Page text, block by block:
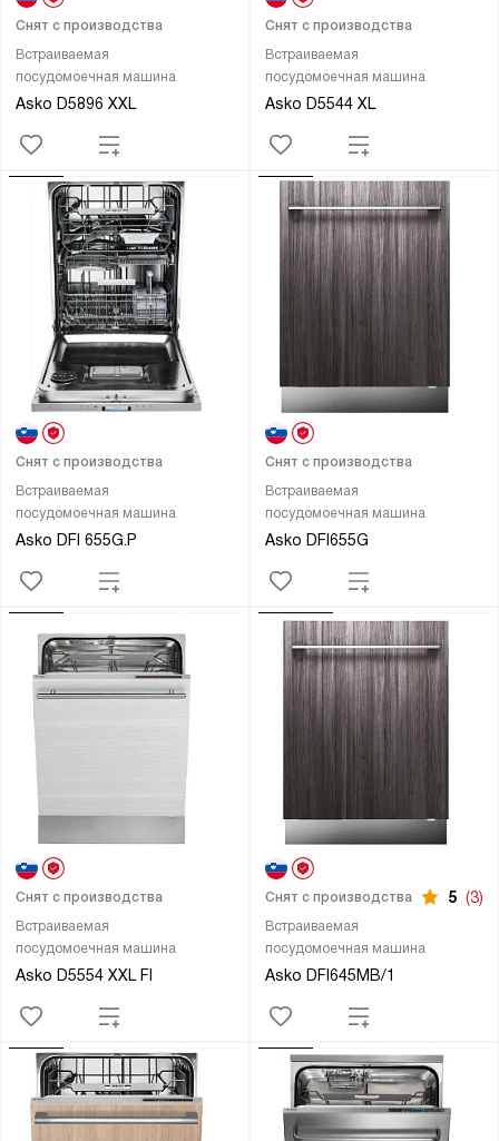
Встраиваемая
посудомоечная машина
Asko D5896 XXL
Снят с производства
Встраиваемая
посудомоечная машина
Asko D5544 XL
Снят с производства
Встраиваемая
посудомоечная машина
Asko DFI 655G.P
Снят с производства
Встраиваемая
посудомоечная машина
Asko DFI655G
Снят с производства
Встраиваемая
посудомоечная машина
Asko D5554 XXL FI
Снят с производства
Встраиваемая
посудомоечная машина
Asko DFI645MB/1
Снят с производства 5 (3)